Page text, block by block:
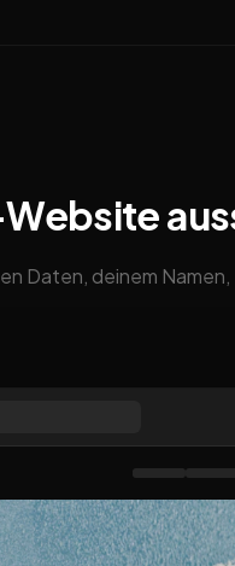
Daten, deinem Namen,